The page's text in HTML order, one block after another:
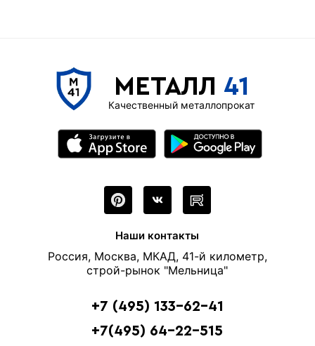
МЕТАЛЛ 41
Качественный металлопрокат
Наши контакты
Россия, Москва, МКАД, 41-й километр,
строй-рынок "Мельница"
+7 (495) 133-62-41
+7(495) 64-22-515